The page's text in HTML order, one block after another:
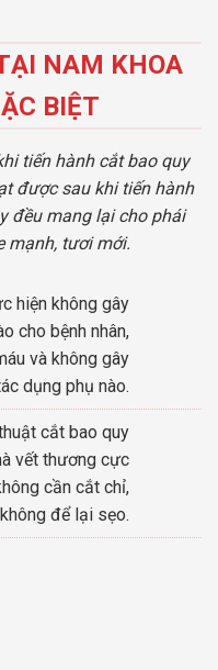
NAM KHOA
BIỆT
tiến hành cắt bao quy
được sau khi tiến hành
đều mang lại cho phái
mạnh, tươi mới.
hiện không gây
cho bệnh nhân,
và không gây
dụng phụ nào.
cắt bao quy
vết thương cực
cần cắt chỉ,
không để lại sẹo.